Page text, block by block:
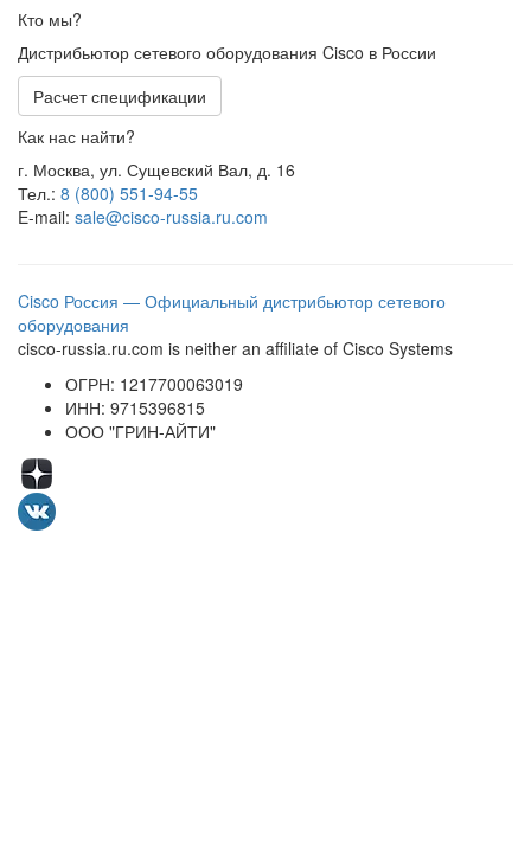
Кто мы?
Дистрибьютор сетевого оборудования Cisco в России
Расчет спецификации
Как нас найти?
г. Москва, ул. Сущевский Вал, д. 16
Тел.: 8 (800) 551-94-55
E-mail: sale@cisco-russia.ru.com
Cisco Россия — Официальный дистрибьютор сетевого
оборудования
cisco-russia.ru.com is neither an affiliate of Cisco Systems
ОГРН: 1217700063019
ИНН: 9715396815
ООО "ГРИН-АЙТИ"